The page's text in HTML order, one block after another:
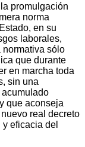
promulgación
norma
en su
laborales,
normativa sólo
que durante
en marcha toda
sin una
que aconseja
real decreto
eficacia del